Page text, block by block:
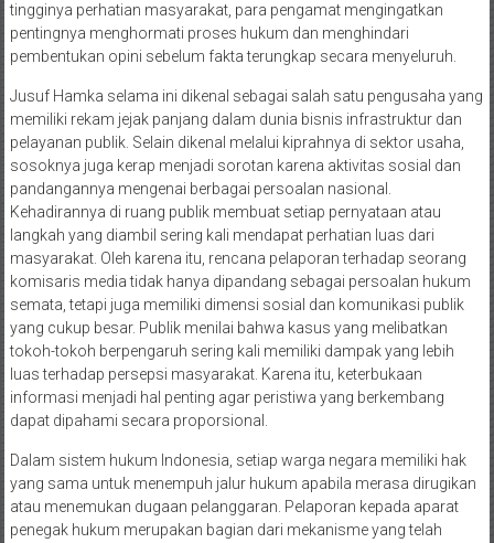
tingginya perhatian masyarakat, para pengamat mengingatkan
pentingnya menghormati proses hukum dan menghindari
pembentukan opini sebelum fakta terungkap secara menyeluruh.
Jusuf Hamka selama ini dikenal sebagai salah satu pengusaha yang
memiliki rekam jejak panjang dalam dunia bisnis infrastruktur dan
pelayanan publik. Selain dikenal melalui kiprahnya di sektor usaha,
sosoknya juga kerap menjadi sorotan karena aktivitas sosial dan
pandangannya mengenai berbagai persoalan nasional.
Kehadirannya di ruang publik membuat setiap pernyataan atau
langkah yang diambil sering kali mendapat perhatian luas dari
masyarakat. Oleh karena itu, rencana pelaporan terhadap seorang
komisaris media tidak hanya dipandang sebagai persoalan hukum
semata, tetapi juga memiliki dimensi sosial dan komunikasi publik
yang cukup besar. Publik menilai bahwa kasus yang melibatkan
tokoh-tokoh berpengaruh sering kali memiliki dampak yang lebih
luas terhadap persepsi masyarakat. Karena itu, keterbukaan
informasi menjadi hal penting agar peristiwa yang berkembang
dapat dipahami secara proporsional.
Dalam sistem hukum Indonesia, setiap warga negara memiliki hak
yang sama untuk menempuh jalur hukum apabila merasa dirugikan
atau menemukan dugaan pelanggaran. Pelaporan kepada aparat
penegak hukum merupakan bagian dari mekanisme yang telah